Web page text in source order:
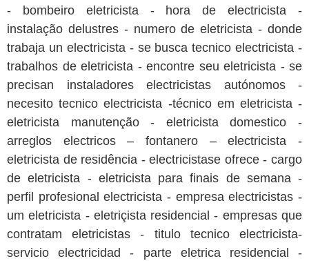
- bombeiro eletricista - hora de electricista -
instalação delustres - numero de eletricista - donde
trabaja un electricista - se busca tecnico electricista -
trabalhos de eletricista - encontre seu eletricista - se
precisan instaladores electricistas autónomos -
necesito tecnico electricista -técnico em eletricista -
eletricista manutenção - eletricista domestico -
arreglos electricos – fontanero – electricista -
eletricista de residência - electricistase ofrece - cargo
de eletricista - eletricista para finais de semana -
perfil profesional electricista - empresa electricistas -
um eletricista - eletriçista residencial - empresas que
contratam eletricistas - titulo tecnico electricista-
servicio electricidad - parte eletrica residencial -